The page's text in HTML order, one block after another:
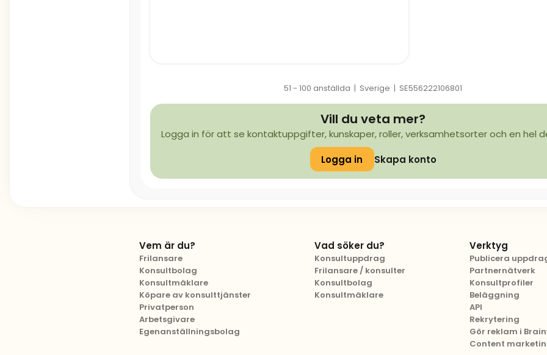
51 - 100 anställda | Sverige | SE556222106801
Vill du veta mer?
Logga in för att se kontaktuppgifter, kunskaper, roller, verksamhetsorter och en hel
Logga in
Skapa konto
Vem är du?
Frilansare
Konsultbolag
Konsultmäklare
Köpare av konsulttjänster
Privatperson
Arbetsgivare
Egenanställningsbolag
Vad söker du?
Konsultuppdrag
Frilansare / konsulter
Konsultbolag
Konsultmäklare
Verktyg
Publicera
Partnernätverk
Konsultprofiler
Beläggning
API
Rekrytering
Gör reklam i
Content